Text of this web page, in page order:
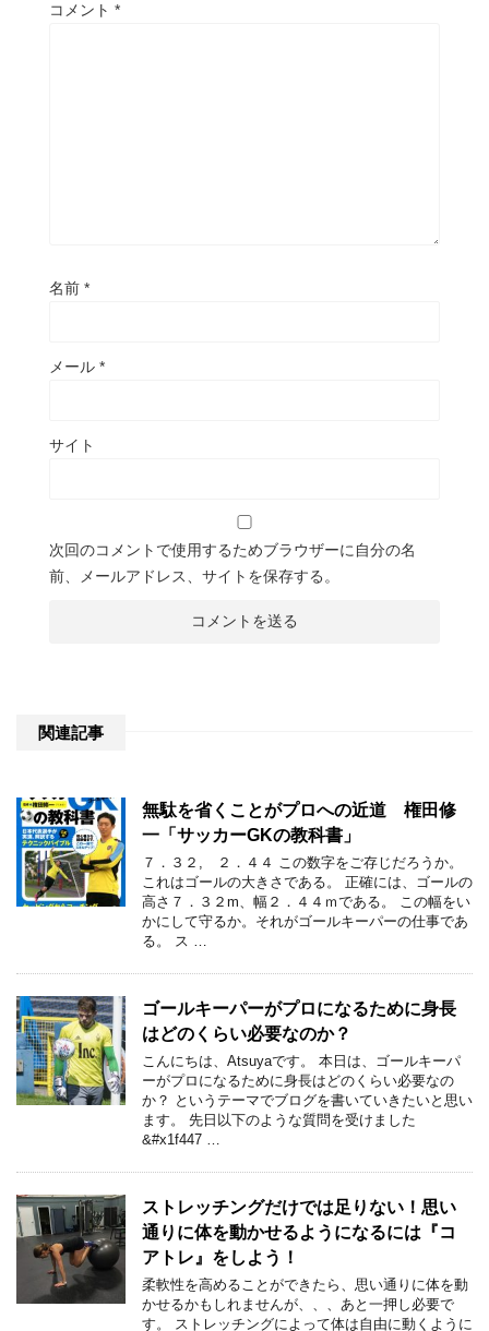
コメント *
名前 *
メール *
サイト
次回のコメントで使用するためブラウザーに自分の名
前、メールアドレス、サイトを保存する。
関連記事
無駄を省くことがプロへの近道 権田修
一「サッカーGKの教科書」
７．３２, ２．４４ この数字をご存じだろうか。
これはゴールの大きさである。 正確には、ゴールの
高さ７．３２m、幅２．４４ｍである。 この幅をい
かにして守るか。それがゴールキーパーの仕事であ
る。 ス …
ゴールキーパーがプロになるために身長
はどのくらい必要なのか？
こんにちは、Atsuyaです。 本日は、ゴールキーパ
ーがプロになるために身長はどのくらい必要なの
か？ というテーマでブログを書いていきたいと思い
ます。 先日以下のような質問を受けました
&#x1f447 …
ストレッチングだけでは足りない！思い
通りに体を動かせるようになるには『コ
アトレ』をしよう！
柔軟性を高めることができたら、思い通りに体を動
かせるかもしれませんが、、、あと一押し必要で
す。 ストレッチングによって体は自由に動くように